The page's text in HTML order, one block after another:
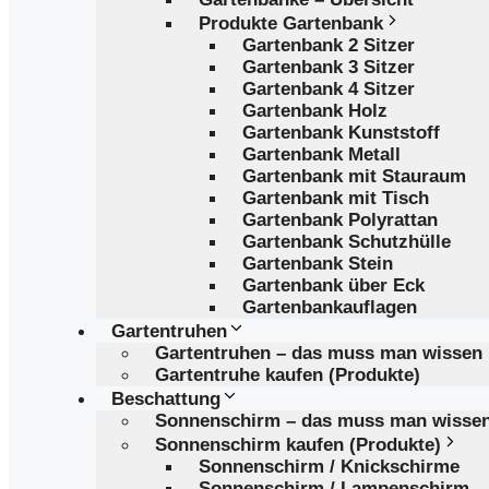
Produkte Gartenbank
Gartenbank 2 Sitzer
Gartenbank 3 Sitzer
Gartenbank 4 Sitzer
Gartenbank Holz
Gartenbank Kunststoff
Gartenbank Metall
Gartenbank mit Stauraum
Gartenbank mit Tisch
Gartenbank Polyrattan
Gartenbank Schutzhülle
Gartenbank Stein
Gartenbank über Eck
Gartenbankauflagen
Gartentruhen
Gartentruhen – das muss man wissen
Gartentruhe kaufen (Produkte)
Beschattung
Sonnenschirm – das muss man
Sonnenschirm kaufen (Produkte)
Sonnenschirm / Knickschirme